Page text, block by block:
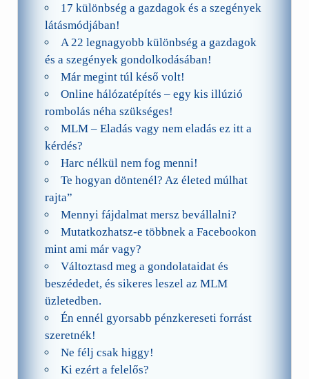
17 különbség a gazdagok és a szegények
látásmódjában!
A 22 legnagyobb különbség a gazdagok
és a szegények gondolkodásában!
Már megint túl késő volt!
Online hálózatépítés – egy kis illúzió
rombolás néha szükséges!
MLM – Eladás vagy nem eladás ez itt a
kérdés?
Harc nélkül nem fog menni!
Te hogyan döntenél? Az életed múlhat
rajta”
Mennyi fájdalmat mersz bevállalni?
Mutatkozhatsz-e többnek a Facebookon
mint ami már vagy?
Változtasd meg a gondolataidat és
beszédedet, és sikeres leszel az MLM
üzletedben.
Én ennél gyorsabb pénzkereseti forrást
szeretnék!
Ne félj csak higgy!
Ki ezért a felelős?